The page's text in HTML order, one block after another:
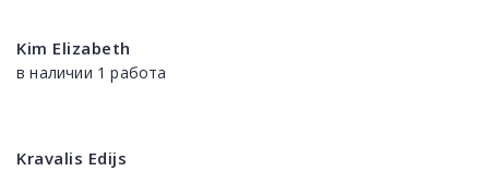
Kim Elizabeth
в наличии 1 работа
Kravalis Edijs